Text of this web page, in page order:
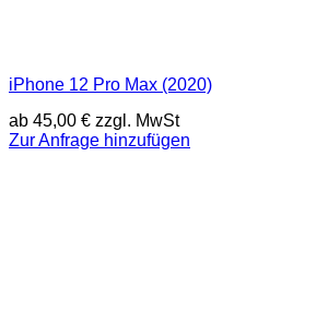
iPhone 12 Pro Max (2020)
ab 45,00 € zzgl. MwSt
Zur Anfrage hinzufügen